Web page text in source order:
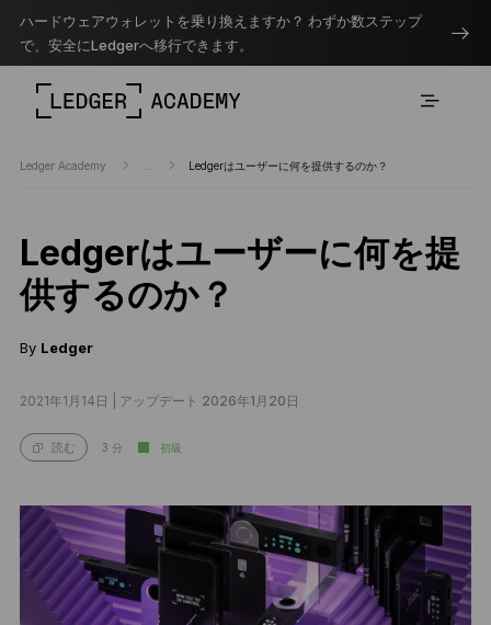
ハードウェアウォレットを乗り換えますか？ わずか数ステップ
で、安全にLedgerへ移行できます。
Ledger Academy Ledgerはユーザーに何を提供するのか？
Ledgerはユーザーに何を提
供するのか？
By Ledger
2021年1月14日 | アップデート 2026年1月20日
読む 3 分 初級